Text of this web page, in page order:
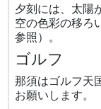
夕刻には、太陽
空の色彩の移ろ
参照）。
ゴルフ
那須はゴルフ天
お願いします。